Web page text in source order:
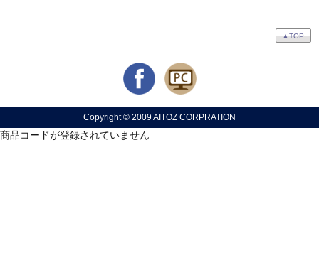
▲TOP
Copyright © 2009 AITOZ CORPRATION
商品コードが登録されていません